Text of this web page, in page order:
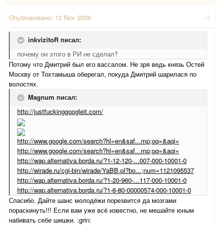
Опубликовано: 12 Nov 2009
inkvizitoR писал:
почему он этого в РИ не сделал?
Потому что Дмитрий был его вассалом. Не зря ведь князь Остей
Москву от Тохтамыша оберегал, покуда Дмитрий шарилася по
волостях.
Magnum писал:
http://justfuckinggoogleit.com/
http://www.google.com/search?hl=en&saf...mp;oq=&aqi=
http://www.google.com/search?hl=en&saf...mp;oq=&aqi=
http://wap.alternativa.borda.ru/?1-12-120-...007-000-10001-0
http://wirade.ru/cgi-bin/wirade/YaBB.pl?bo...;num=1121095537
http://wap.alternativa.borda.ru/?1-20-960-...117-000-10001-0
http://wap.alternativa.borda.ru/?1-6-80-00000574-000-10001-0
Спасибо. Дайте шанс молодёжи порезвится да мозгами
пораскинуть!!! Если вам уже всё известно, не мешайте юным
набивать себе шишки. :grin: